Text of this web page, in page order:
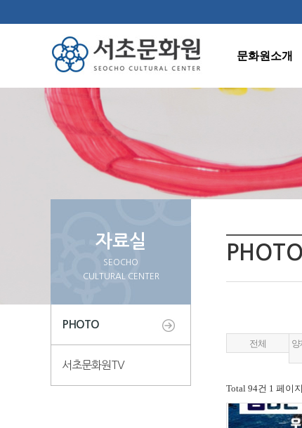
문화원소개
오시는길
자료실
SEOCHO
CULTURAL CENTER
PHOTO
PHOTO
서초문화원TV
전체
양
Total 94건 1 페이지